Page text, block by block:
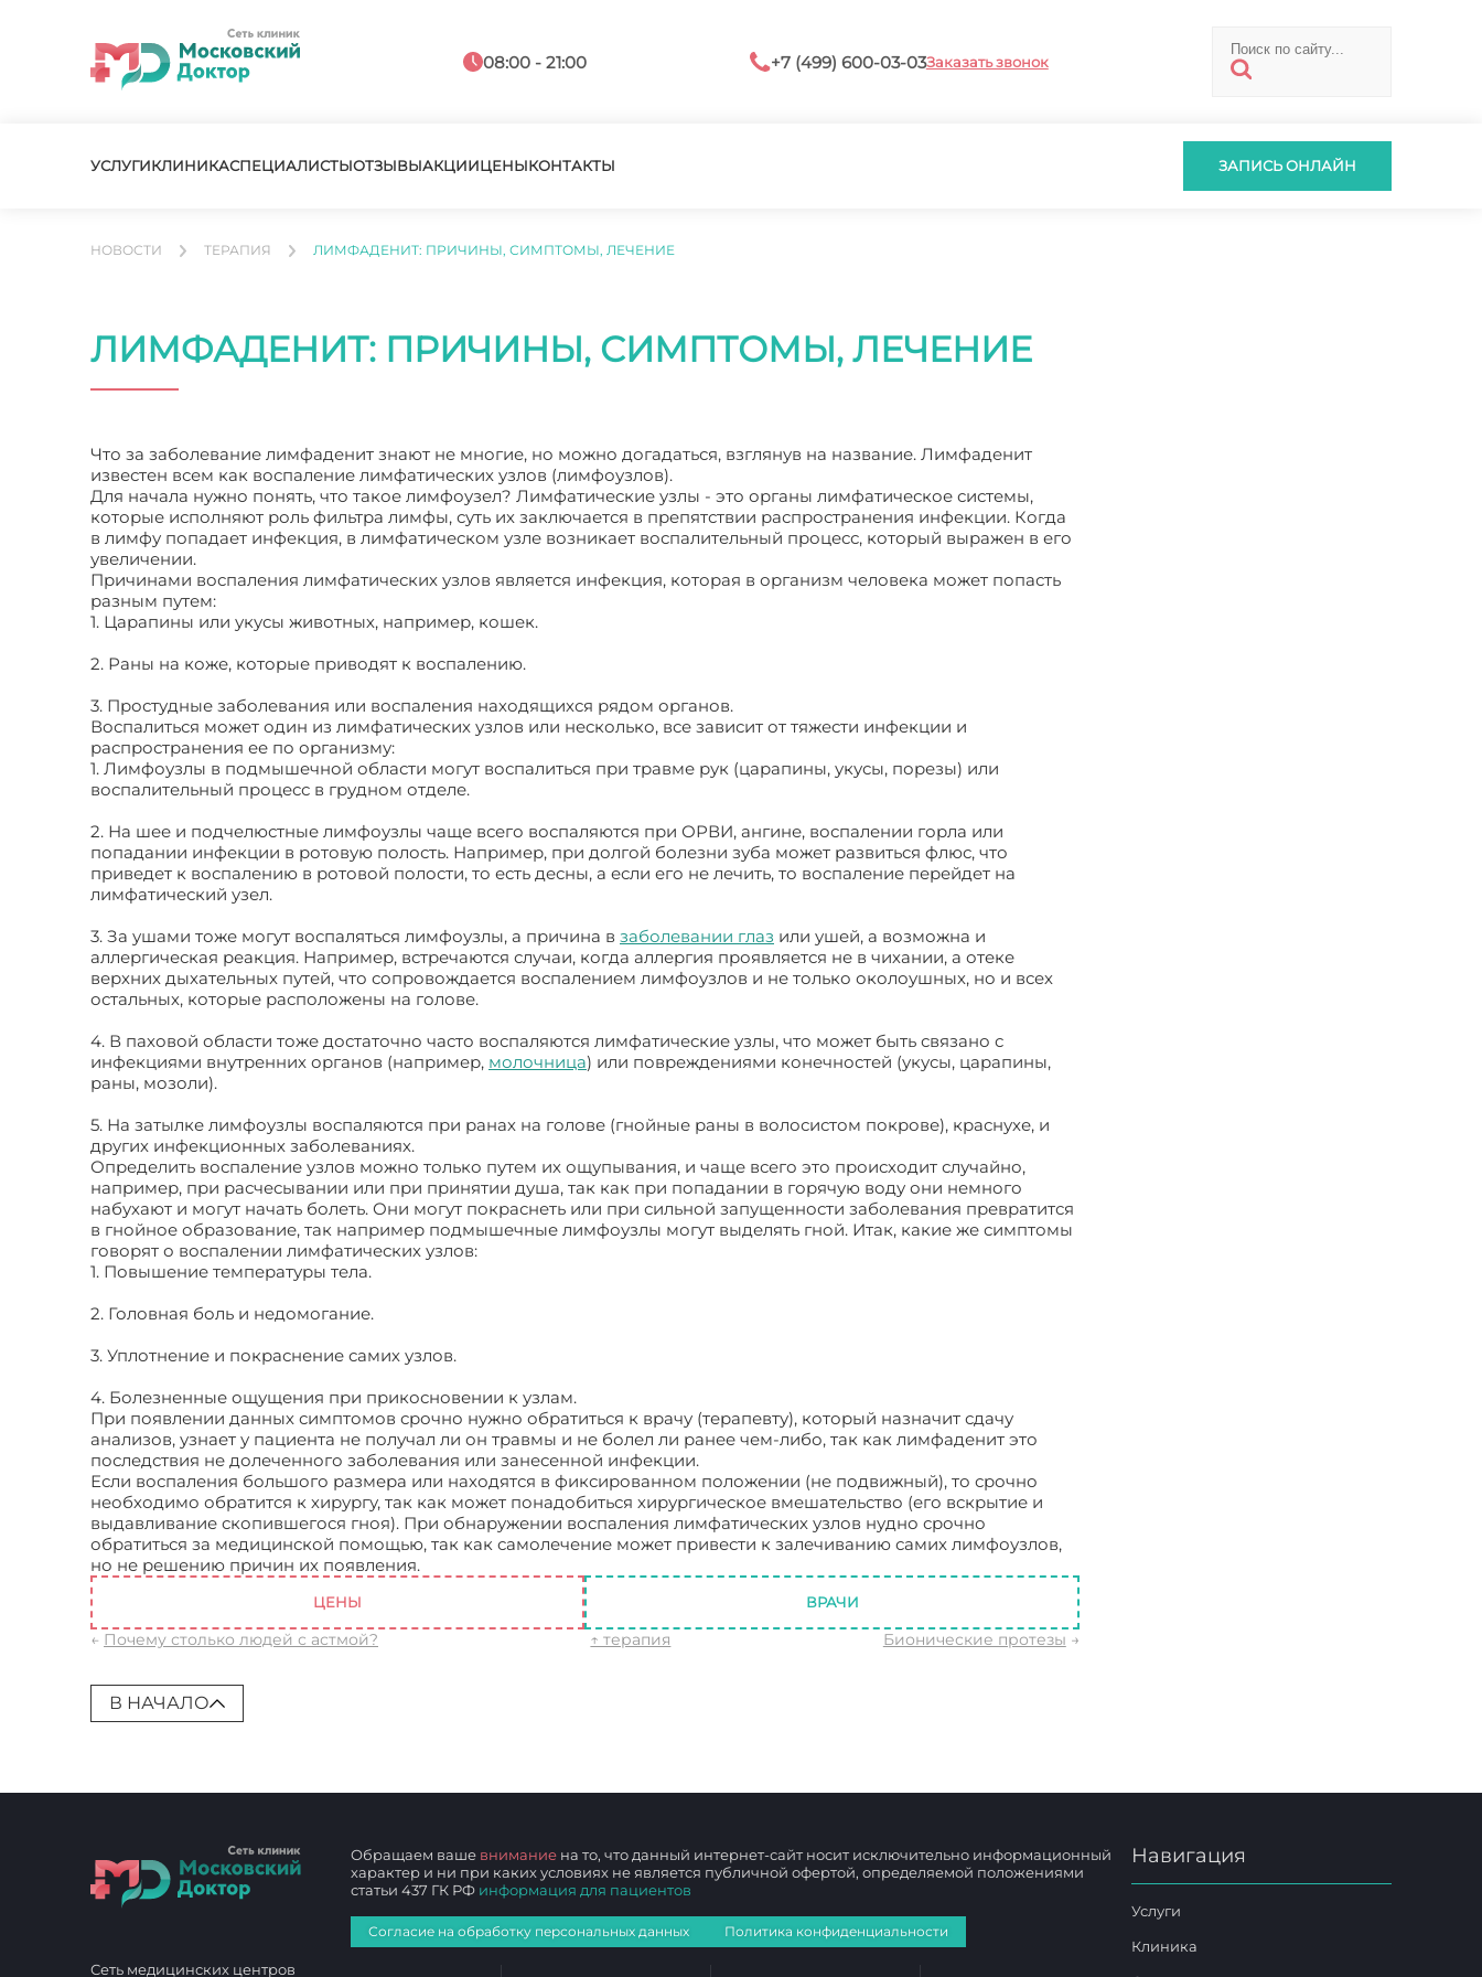
08:00 - 21:00 +7 (499) 600-03-03Заказать звонок
УСЛУГИКЛИНИКАСПЕЦИАЛИСТЫОТЗЫВЫАКЦИИЦЕНЫКОНТАКТЫ ЗАПИСЬ ОНЛАЙН
НОВОСТИ ТЕРАПИЯ ЛИМФАДЕНИТ: ПРИЧИНЫ, СИМПТОМЫ, ЛЕЧЕНИЕ
ЛИМФАДЕНИТ: ПРИЧИНЫ, СИМПТОМЫ, ЛЕЧЕНИЕ
Что за заболевание лимфаденит знают не многие, но можно догадаться, взглянув на название. Лимфаденит
известен всем как воспаление лимфатических узлов (лимфоузлов).
Для начала нужно понять, что такое лимфоузел? Лимфатические узлы - это органы лимфатическое системы,
которые исполняют роль фильтра лимфы, суть их заключается в препятствии распространения инфекции. Когда
в лимфу попадает инфекция, в лимфатическом узле возникает воспалительный процесс, который выражен в его
увеличении.
Причинами воспаления лимфатических узлов является инфекция, которая в организм человека может попасть
разным путем:
1. Царапины или укусы животных, например, кошек.
2. Раны на коже, которые приводят к воспалению.
3. Простудные заболевания или воспаления находящихся рядом органов.
Воспалиться может один из лимфатических узлов или несколько, все зависит от тяжести инфекции и
распространения ее по организму:
1. Лимфоузлы в подмышечной области могут воспалиться при травме рук (царапины, укусы, порезы) или
воспалительный процесс в грудном отделе.
2. На шее и подчелюстные лимфоузлы чаще всего воспаляются при ОРВИ, ангине, воспалении горла или
попадании инфекции в ротовую полость. Например, при долгой болезни зуба может развиться флюс, что
приведет к воспалению в ротовой полости, то есть десны, а если его не лечить, то воспаление перейдет на
лимфатический узел.
3. За ушами тоже могут воспаляться лимфоузлы, а причина в заболевании глаз или ушей, а возможна и
аллергическая реакция. Например, встречаются случаи, когда аллергия проявляется не в чихании, а отеке
верхних дыхательных путей, что сопровождается воспалением лимфоузлов и не только околоушных, но и всех
остальных, которые расположены на голове.
4. В паховой области тоже достаточно часто воспаляются лимфатические узлы, что может быть связано с
инфекциями внутренних органов (например, молочница) или повреждениями конечностей (укусы, царапины,
раны, мозоли).
5. На затылке лимфоузлы воспаляются при ранах на голове (гнойные раны в волосистом покрове), краснухе, и
других инфекционных заболеваниях.
Определить воспаление узлов можно только путем их ощупывания, и чаще всего это происходит случайно,
например, при расчесывании или при принятии душа, так как при попадании в горячую воду они немного
набухают и могут начать болеть. Они могут покраснеть или при сильной запущенности заболевания превратится
в гнойное образование, так например подмышечные лимфоузлы могут выделять гной. Итак, какие же симптомы
говорят о воспалении лимфатических узлов:
1. Повышение температуры тела.
2. Головная боль и недомогание.
3. Уплотнение и покраснение самих узлов.
4. Болезненные ощущения при прикосновении к узлам.
При появлении данных симптомов срочно нужно обратиться к врачу (терапевту), который назначит сдачу
анализов, узнает у пациента не получал ли он травмы и не болел ли ранее чем-либо, так как лимфаденит это
последствия не долеченного заболевания или занесенной инфекции.
Если воспаления большого размера или находятся в фиксированном положении (не подвижный), то срочно
необходимо обратится к хирургу, так как может понадобиться хирургическое вмешательство (его вскрытие и
выдавливание скопившегося гноя). При обнаружении воспаления лимфатических узлов нудно срочно
обратиться за медицинской помощью, так как самолечение может привести к залечиванию самих лимфоузлов,
но не решению причин их появления.
ЦЕНЫ ВРАЧИ
← Почему столько людей с астмой? ↑ терапия Бионические протезы →
В НАЧАЛО
Сеть медицинских центров
Обращаем ваше внимание на то, что данный интернет-сайт носит исключительно информационный
характер и ни при каких условиях не является публичной офертой, определяемой положениями
статьи 437 ГК РФ информация для пациентов
Согласие на обработку персональных данных Политика конфиденциальности
Навигация
Услуги
Клиника